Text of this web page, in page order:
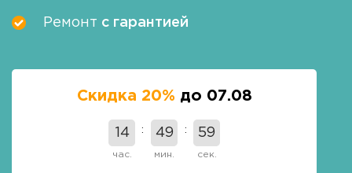
Ремонт с гарантией
Скидка 20% до 07.08
14
час.
49
мин.
59
сек.